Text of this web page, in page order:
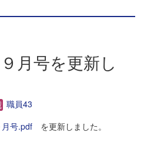
月号を更新し
職員43
号.pdf を更新しました。